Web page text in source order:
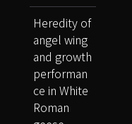
Heredity of
angel wing
and growth
performan
ce in White
Roman